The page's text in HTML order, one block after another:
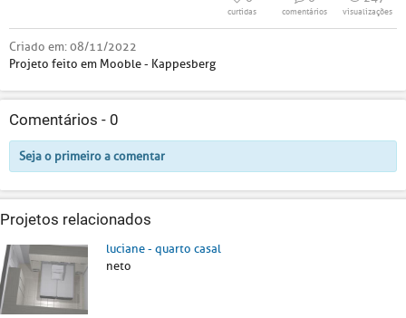
curtidas comentários visualizações
Criado em:08/11/2022
Projeto feito em Mooble - Kappesberg
Comentários - 0
Seja o primeiro a comentar
Projetos relacionados
luciane - quarto casal
neto